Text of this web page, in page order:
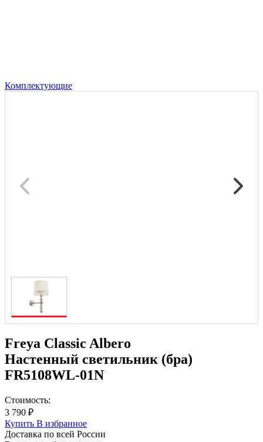
Комплектующие
Freya Classic Albero
Настенный светильник (бра)
FR5108WL-01N
Стоимость:
3 790 ₽
Купить В избранное
Доставка по всей России